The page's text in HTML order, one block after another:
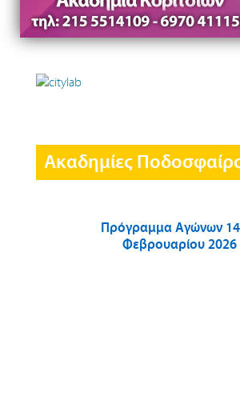
Ακαδημίες
Πρόγραμμα Αγώνων
Φεβρουαρίου 2026